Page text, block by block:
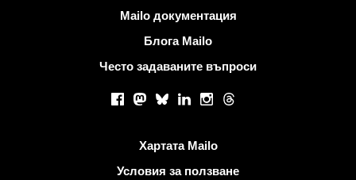
Повече информацияMailo документация
Блога Mailo
Често задаваните въпроси
Facebook
Mastodon
BlueskyLinkedInInstagram
Threads
Хартата Mailo
Условия за ползване